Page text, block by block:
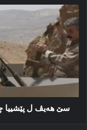
سێ
هەیڤ
ل
پێشییا
چەکدارێن
پەکەکێ
نە
ڤەگەرن
ترکیەیێ
سێ هەیڤ ل پێشییا